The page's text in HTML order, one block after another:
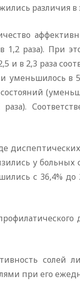
различия
1,2 раза). При
и в 2,3 раза
уменьшилось в
у больных
с 36,4%
при его